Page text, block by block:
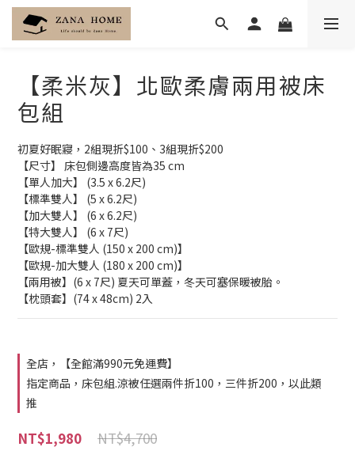
【柔米灰】北歐柔膚兩用被床
包組
初夏好眠寢，2組現折$100、3組現折$200
【尺寸】 床包側邊高度皆為35 cm
【單人加大】 (3.5 x 6.2尺)
【標準雙人】 (5 x 6.2尺)
【加大雙人】 (6 x 6.2尺)
【特大雙人】 (6 x 7尺)
【歐規-標準雙人 (150 x 200 cm)】
【歐規-加大雙人 (180 x 200 cm)】
【兩用被】(6 x 7尺) 夏天可單蓋，冬天可塞保暖被胎。
【枕頭套】(74 x 48cm) 2入
全店，【全館滿990元免運費】
指定商品，床包組.涼被任選兩件折100，三件折200，以此類
推
NT$4,700
NT$1,980